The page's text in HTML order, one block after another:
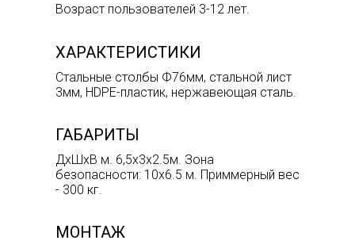
Возраст пользователей 3-12 лет.
ХАРАКТЕРИСТИКИ
Стальные столбы Ф76мм, стальной лист
3мм, HDPE-пластик, нержавеющая сталь.
ГАБАРИТЫ
ДхШхВ м. 6,5х3х2.5м. Зона
безопасности: 10х6.5 м. Приммерный вес
- 300 кг.
МОНТАЖ